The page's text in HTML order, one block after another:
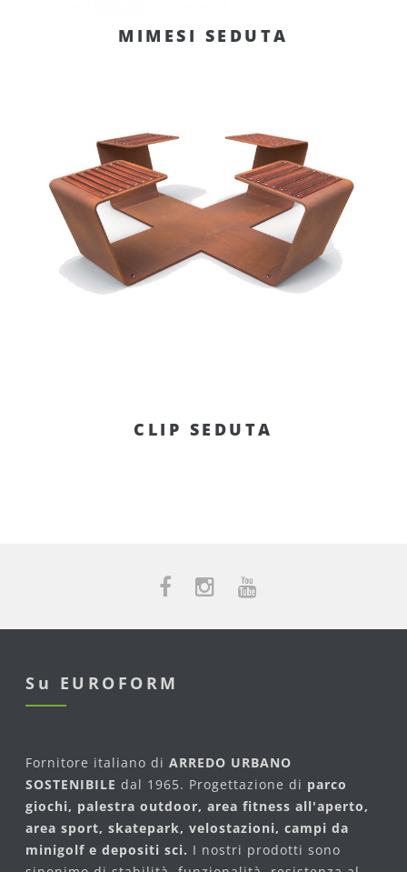
MIMESI SEDUTA
CLIP SEDUTA
Su EUROFORM
Fornitore italiano di ARREDO URBANO
SOSTENIBILE dal 1965. Progettazione di parco
giochi, palestra outdoor, area fitness all'aperto,
area sport, skatepark, velostazioni, campi da
minigolf e depositi sci. I nostri prodotti sono